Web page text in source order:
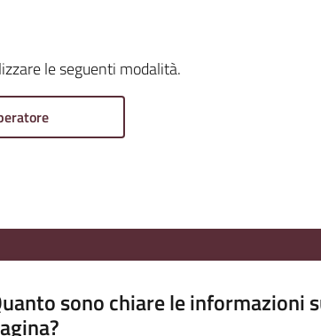
le seguenti modalità.
sono chiare le informazioni